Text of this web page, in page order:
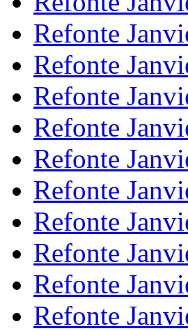
Refonte
Refonte
Refonte
Refonte
Refonte
Refonte
Refonte
Refonte
Refonte
Refonte